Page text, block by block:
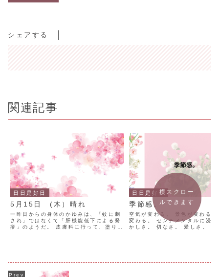
シェアする
関連記事
日日是好日
5月15日 (木）晴れ
一昨日からの身体のかゆみは、「蚊に刺
され」ではなくて「肝機能低下による発
疹」のようだ。 皮膚科に行って、塗り薬
日日是好日
季節感。
空気が変わる。 景色が変わる
変わる。 センチメンタルに浸
かしさ。 切なさ。 愛しさ。 い
横スクロー
ルできます